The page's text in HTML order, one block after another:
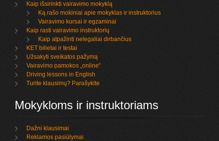
Kaip išsirinkti vairavimo mokyklą
Ką rašo mokiniai apie mokyklas ir instruktorius
Vairavimo kursai ir egzaminai
Kaip rasti vairavimo instruktorių
Kaip atpažinti nelegaliai dirbančius
KET bilietai ir testai
Užsakyti sveikatos pažymą
Vairavimo pamokos „online“
Driving lessons in English
Turite klausimų? Parašykite
Mokykloms ir instruktoriams
Dažni klausimai
Reklamos pasiūlymai